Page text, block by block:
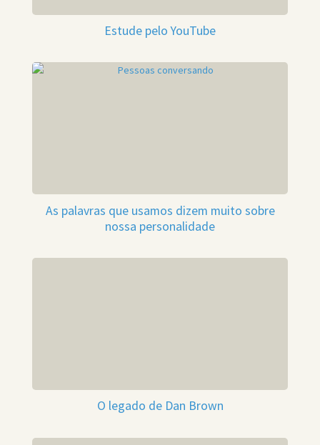
Estude pelo YouTube
As palavras que usamos dizem muito sobre
nossa personalidade
O legado de Dan Brown